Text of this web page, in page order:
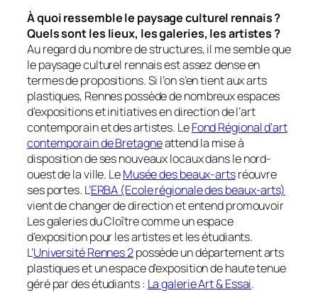
À quoi ressemble le paysage culturel rennais ?
Quels sont les lieux, les galeries, les artistes ?
Au regard du nombre de structures, il me semble que
le paysage culturel rennais est assez dense en
termes de propositions. Si l’on s’en tient aux arts
plastiques, Rennes possède de nombreux espaces
d’expositions et initiatives en direction de l’art
contemporain et des artistes. LeFond Régional d’art
contemporain de Bretagneattend la mise à
disposition de ses nouveaux locaux dans le nord-
ouest de la ville. LeMusée des beaux-artsréouvre
ses portes. L’ERBA (Ecole régionale des beaux-arts)
vient de changer de direction et entend promouvoir
Les galeries du Cloître comme un espace
d’exposition pour les artistes et les étudiants.
L’Université Rennes 2possède un département arts
plastiques et un espace d’exposition de haute tenue
géré par des étudiants : La galerie Art & Essai.